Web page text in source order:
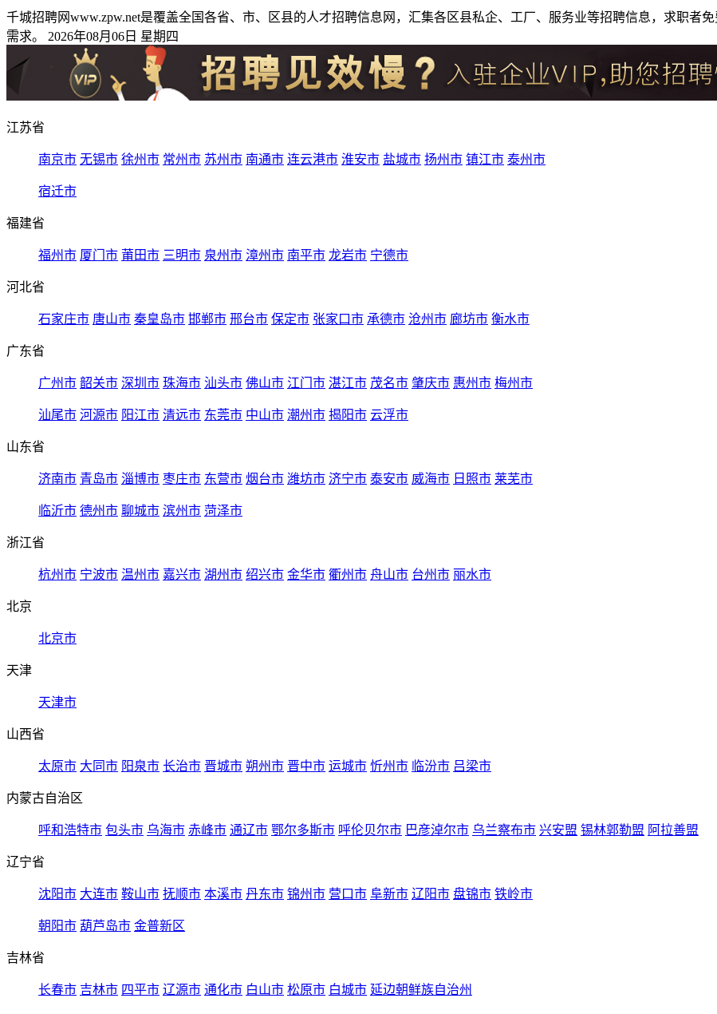
千城招聘网www.zpw.net是覆盖全国各省、市、区县的人才招聘信息网，汇集各区县私企、工厂、服务业等招聘信息，求职者
需求。 2026年08月06日 星期四
江苏省
南京市 无锡市 徐州市 常州市 苏州市 南通市 连云港市 淮安市 盐城市 扬州市 镇江市 泰州市
宿迁市
福建省
福州市 厦门市 莆田市 三明市 泉州市 漳州市 南平市 龙岩市 宁德市
河北省
石家庄市 唐山市 秦皇岛市 邯郸市 邢台市 保定市 张家口市 承德市 沧州市 廊坊市 衡水市
广东省
广州市 韶关市 深圳市 珠海市 汕头市 佛山市 江门市 湛江市 茂名市 肇庆市 惠州市 梅州市
汕尾市 河源市 阳江市 清远市 东莞市 中山市 潮州市 揭阳市 云浮市
山东省
济南市 青岛市 淄博市 枣庄市 东营市 烟台市 潍坊市 济宁市 泰安市 威海市 日照市 莱芜市
临沂市 德州市 聊城市 滨州市 菏泽市
浙江省
杭州市 宁波市 温州市 嘉兴市 湖州市 绍兴市 金华市 衢州市 舟山市 台州市 丽水市
北京
北京市
天津
天津市
山西省
太原市 大同市 阳泉市 长治市 晋城市 朔州市 晋中市 运城市 忻州市 临汾市 吕梁市
内蒙古自治区
呼和浩特市 包头市 乌海市 赤峰市 通辽市 鄂尔多斯市 呼伦贝尔市 巴彦淖尔市 乌兰察布市 兴安盟 锡林郭勒盟 阿拉善盟
辽宁省
沈阳市 大连市 鞍山市 抚顺市 本溪市 丹东市 锦州市 营口市 阜新市 辽阳市 盘锦市 铁岭市
朝阳市 葫芦岛市 金普新区
吉林省
长春市 吉林市 四平市 辽源市 通化市 白山市 松原市 白城市 延边朝鲜族自治州